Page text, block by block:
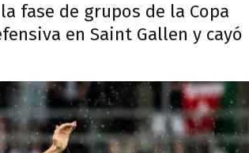
fase de grupos de la Copa
en Saint Gallen y cayó